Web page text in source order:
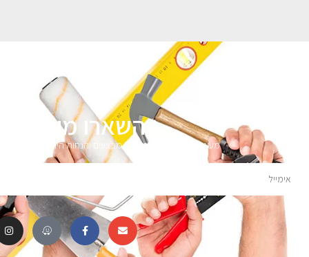
השארו מעודכנים
מעוניינים לקבל עדכונים על מבצעים והנחות הירשמו